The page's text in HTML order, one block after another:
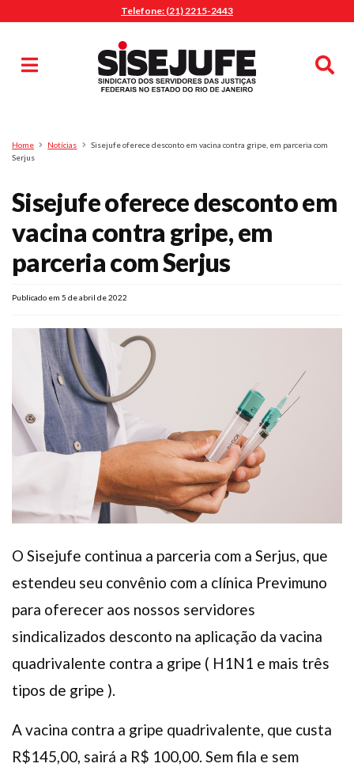
Telefone: (21) 2215-2443
Pesquisa
Home Notícias
Sisejufe oferece desconto em vacina contra gripe, em parceria com
Serjus
Sisejufe oferece desconto em
vacina contra gripe, em
parceria com Serjus
Publicado em 5 de abril de 2022
O Sisejufe continua a parceria com a Serjus, que
estendeu seu convênio com a clínica Previmuno
para oferecer aos nossos servidores
sindicalizados desconto na aplicação da vacina
quadrivalente contra a gripe ( H1N1 e mais três
tipos de gripe ).
A vacina contra a gripe quadrivalente, que custa
R$145,00, sairá a R$ 100,00. Sem fila e sem
MENU
Sindicalize-se
Jurídico
O Sindicato
Agenda
Casa do Alto
Nossos Convênios
Gympass Wellhub
Seguro Auto
Plano de Saúde
Assistência Funeral
Pós-graduação
FacebookInstagramTwitter YoutubeTikTok Whatsapp